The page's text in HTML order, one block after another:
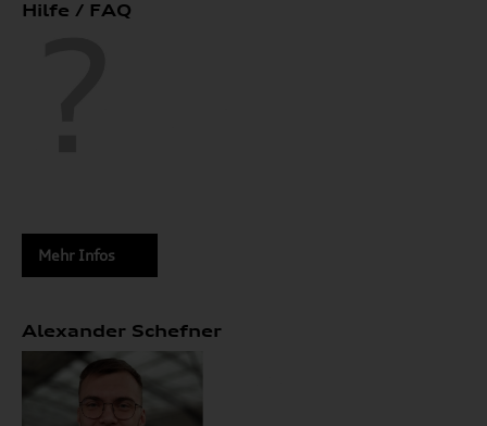
Hilfe / FAQ
Mehr Infos
Alexander Schefner